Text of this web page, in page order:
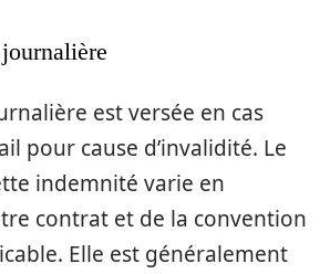
est versée en cas
pour cause d’invalidité. Le
indemnité varie en
contrat et de la convention
Elle est généralement